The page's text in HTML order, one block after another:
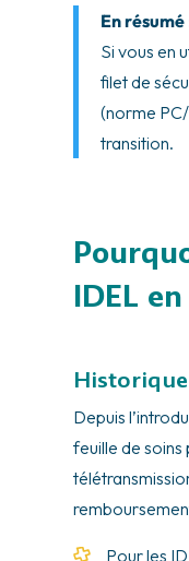
En résumé
Si vous en
filet de
(norme
transition.
IDEL
Depuis
feuille de soins
Pour les